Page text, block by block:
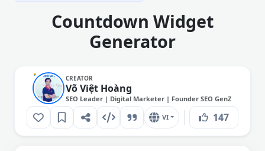
Countdown Widget
Generator
CREATOR
Võ Việt Hoàng
SEO Leader | Digital Marketer | Founder SEO GenZ
VI 147